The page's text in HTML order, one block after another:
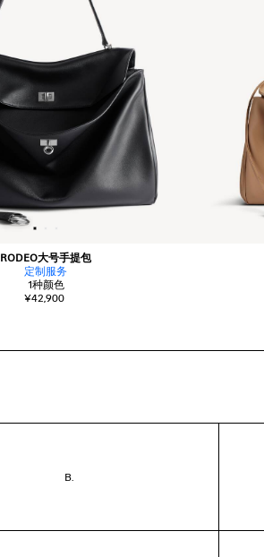
RODEO大号手提包
定制服务
1种颜色
¥42,900
B.